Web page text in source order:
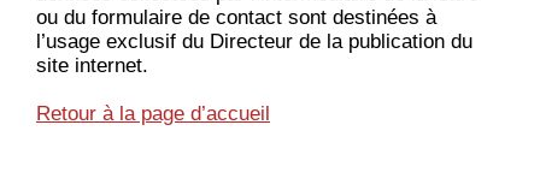
ou du formulaire de contact sont destinées à
l’usage exclusif du Directeur de la publication du
site internet.
Retour à la page d’accueil